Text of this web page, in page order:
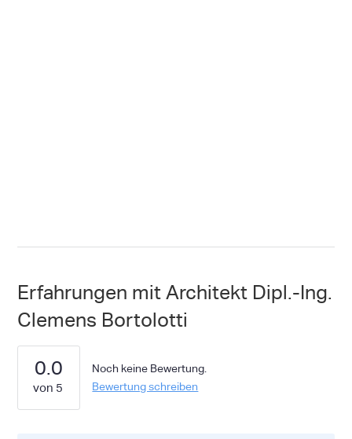
Erfahrungen mit Architekt Dipl.-Ing.
Clemens Bortolotti
0.0
Noch keine Bewertung.
Bewertung schreiben